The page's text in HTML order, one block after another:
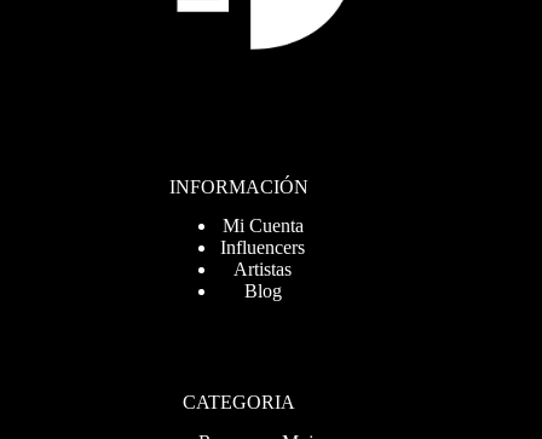
INFORMACIÓN
Mi Cuenta
Influencers
Artistas
Blog
CATEGORIA